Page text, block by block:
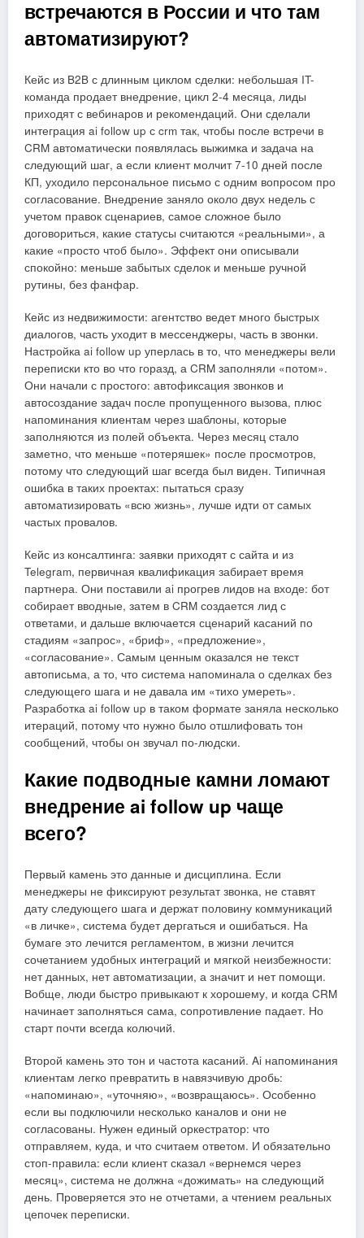
встречаются в России и что там
автоматизируют?
Кейс из B2B с длинным циклом сделки: небольшая IT-
команда продает внедрение, цикл 2-4 месяца, лиды
приходят с вебинаров и рекомендаций. Они сделали
интеграция ai follow up с crm так, чтобы после встречи в
CRM автоматически появлялась выжимка и задача на
следующий шаг, а если клиент молчит 7-10 дней после
КП, уходило персональное письмо с одним вопросом про
согласование. Внедрение заняло около двух недель с
учетом правок сценариев, самое сложное было
договориться, какие статусы считаются «реальными», а
какие «просто чтоб было». Эффект они описывали
спокойно: меньше забытых сделок и меньше ручной
рутины, без фанфар.
Кейс из недвижимости: агентство ведет много быстрых
диалогов, часть уходит в мессенджеры, часть в звонки.
Настройка ai follow up уперлась в то, что менеджеры вели
переписки кто во что горазд, а CRM заполняли «потом».
Они начали с простого: автофиксация звонков и
автосоздание задач после пропущенного вызова, плюс
напоминания клиентам через шаблоны, которые
заполняются из полей объекта. Через месяц стало
заметно, что меньше «потеряшек» после просмотров,
потому что следующий шаг всегда был виден. Типичная
ошибка в таких проектах: пытаться сразу
автоматизировать «всю жизнь», лучше идти от самых
частых провалов.
Кейс из консалтинга: заявки приходят с сайта и из
Telegram, первичная квалификация забирает время
партнера. Они поставили ai прогрев лидов на входе: бот
собирает вводные, затем в CRM создается лид с
ответами, и дальше включается сценарий касаний по
стадиям «запрос», «бриф», «предложение»,
«согласование». Самым ценным оказался не текст
автописьма, а то, что система напоминала о сделках без
следующего шага и не давала им «тихо умереть».
Разработка ai follow up в таком формате заняла несколько
итераций, потому что нужно было отшлифовать тон
сообщений, чтобы он звучал по-людски.
Какие подводные камни ломают
внедрение ai follow up чаще
всего?
Первый камень это данные и дисциплина. Если
менеджеры не фиксируют результат звонка, не ставят
дату следующего шага и держат половину коммуникаций
«в личке», система будет дергаться и ошибаться. На
бумаге это лечится регламентом, в жизни лечится
сочетанием удобных интеграций и мягкой неизбежности:
нет данных, нет автоматизации, а значит и нет помощи.
Вобще, люди быстро привыкают к хорошему, и когда CRM
начинает заполняться сама, сопротивление падает. Но
старт почти всегда колючий.
Второй камень это тон и частота касаний. Ai напоминания
клиентам легко превратить в навязчивую дробь:
«напоминаю», «уточняю», «возвращаюсь». Особенно
если вы подключили несколько каналов и они не
согласованы. Нужен единый оркестратор: что
отправляем, куда, и что считаем ответом. И обязательно
стоп-правила: если клиент сказал «вернемся через
месяц», система не должна «дожимать» на следующий
день. Проверяется это не отчетами, а чтением реальных
цепочек переписки.